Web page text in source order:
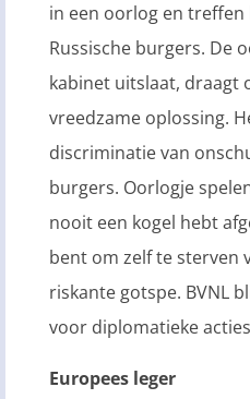
in een oorlog en
Russische burgers. De
kabinet uitslaat, draagt
vreedzame oplossing.
discriminatie van
burgers. Oorlogje
nooit een kogel hebt
bent om zelf te sterven
riskante gotspe. BVNL
voor diplomatieke
Europees leger